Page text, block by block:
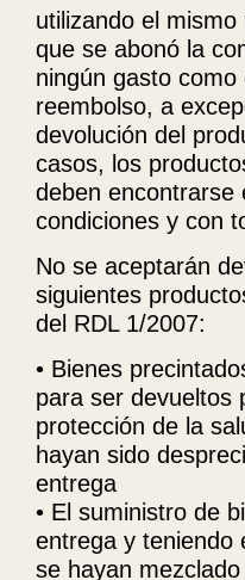
utilizando el
que se abonó la
ningún gasto
reembolso, a
devolución del
casos, los
deben encontrarse
condiciones y con
No se aceptarán
siguientes
del RDL 1/2007:
• Bienes
para ser devueltos
protección de la
hayan sido
entrega
• El suministro de
entrega y teniendo
se hayan